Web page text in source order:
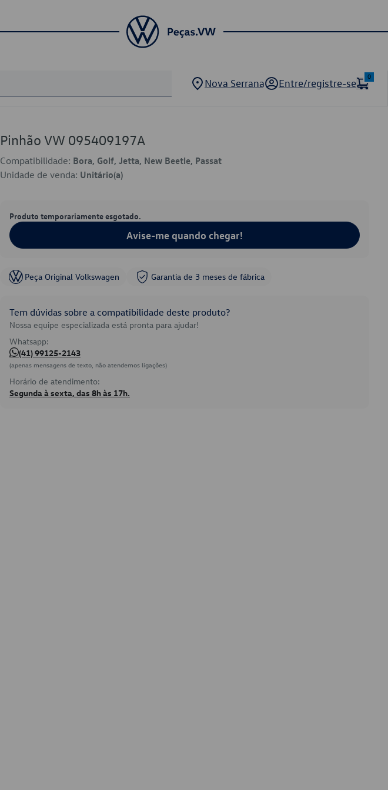
Nova Serrana Entre/registre-se
0
Pinhão VW 095409197A
Compatibilidade: Bora, Golf, Jetta, New Beetle, Passat
Unidade de venda: Unitário(a)
Produto temporariamente esgotado.
Avise-me quando chegar!
Peça Original Volkswagen Garantia de 3 meses de fábrica
Tem dúvidas sobre a compatibilidade deste produto?
Nossa equipe especializada está pronta para ajudar!
Whatsapp:
(41) 99125-2143
(apenas mensagens de texto, não atendemos ligações)
Horário de atendimento:
Segunda à sexta, das 8h às 17h.